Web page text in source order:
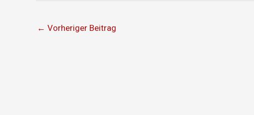
← Vorheriger Beitrag